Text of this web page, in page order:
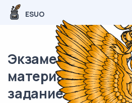
ESUO
материал ЕГЭ /
задание (24) / 132